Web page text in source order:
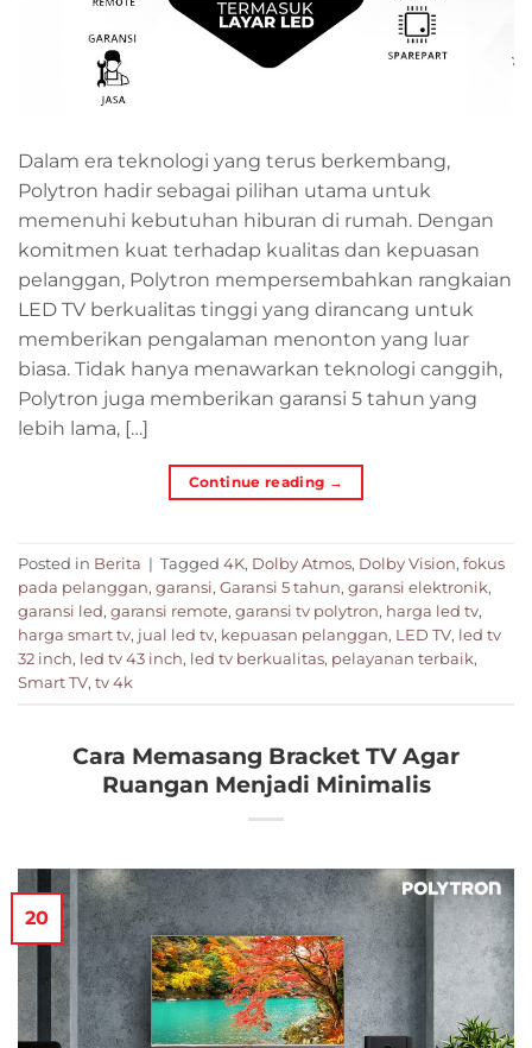
Dalam era teknologi yang terus berkembang,
Polytron hadir sebagai pilihan utama untuk
memenuhi kebutuhan hiburan di rumah. Dengan
komitmen kuat terhadap kualitas dan kepuasan
pelanggan, Polytron mempersembahkan rangkaian
LED TV berkualitas tinggi yang dirancang untuk
memberikan pengalaman menonton yang luar
biasa. Tidak hanya menawarkan teknologi canggih,
Polytron juga memberikan garansi 5 tahun yang
lebih lama, […]
Continue reading →
Posted in Berita | Tagged 4K, Dolby Atmos, Dolby Vision, fokus
pada pelanggan, garansi, Garansi 5 tahun, garansi elektronik,
garansi led, garansi remote, garansi tv polytron, harga led tv,
harga smart tv, jual led tv, kepuasan pelanggan, LED TV, led tv
32 inch, led tv 43 inch, led tv berkualitas, pelayanan terbaik,
Smart TV, tv 4k
Cara Memasang Bracket TV Agar
Ruangan Menjadi Minimalis
20